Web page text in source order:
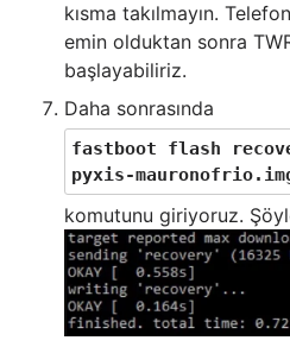
kısma takılmayın.
emin olduktan sonra
başlayabiliriz.
Daha sonrasında
fastboot flash
pyxis-
komutunu giriyoruz.